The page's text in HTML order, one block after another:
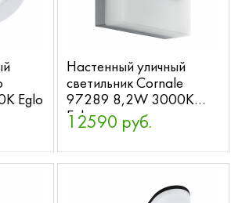
Eglo
Настенный уличный
светильник Cornale
97289 8,2W 3000K
Eglo
12590 руб.